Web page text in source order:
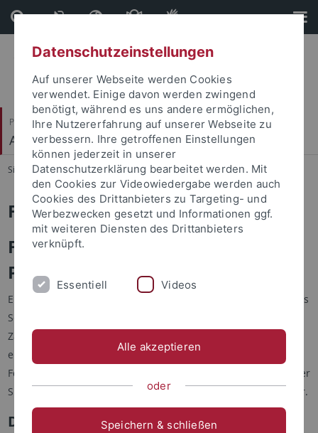
Direkt
zum
Inhalt
Direkt
zur
Fußleiste
Philosophische Fakultät
Alte Geschichte
Sie sind hier: Startseite ... Forschung
Forschung
Forschungschwerpunkte und
Projekte
Ein besonderer Schwerpunkt der Forschung der Mitglieder des
Seminars für Alte Geschichte liegt in der
Zahlreiche Einzel- und Großprojekte sowie Teilprojekte in
epochenübergreifenden und interdisziplinären
Forschungsvorhaben und Verbünden beschäftigen sich mit der
Spätantike bzw. und der Übergangsphase zum Frühmittelalter.
Drittmittelprojekte
Datenschutzeinstellungen
Auf unserer Webseite werden Cookies
verwendet. Einige davon werden zwingend
benötigt, während es uns andere ermöglichen,
Ihre Nutzererfahrung auf unserer Webseite zu
verbessern. Ihre getroffenen Einstellungen
können jederzeit in unserer
Datenschutzerklärung bearbeitet werden. Mit
den Cookies zur Videowiedergabe werden auch
Cookies des Drittanbieters zu Targeting- und
Werbezwecken gesetzt und Informationen ggf.
mit weiteren Diensten des Drittanbieters
verknüpft.
Essentiell Videos
Alle akzeptieren
oder
Speichern & schließen